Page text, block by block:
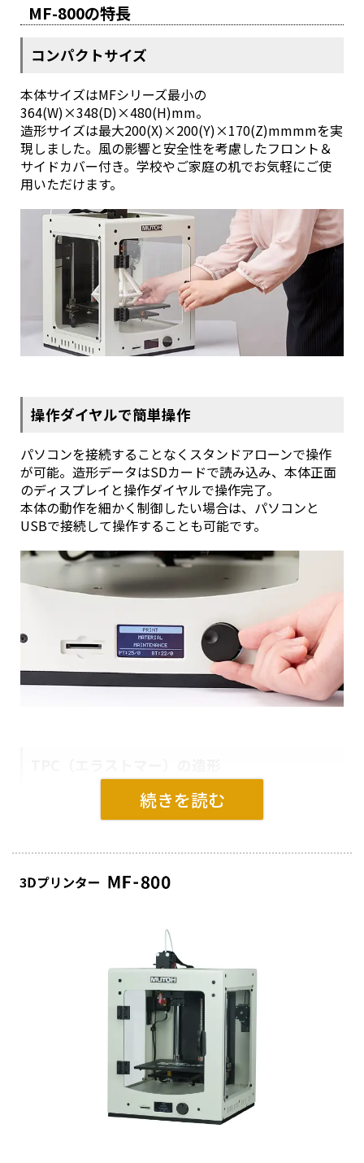
MF-800の特長
コンパクトサイズ
本体サイズはMFシリーズ最小の
364(W)×348(D)×480(H)mm。
造形サイズは最大200(X)×200(Y)×170(Z)mmmmを実
現しました。風の影響と安全性を考慮したフロント＆
サイドカバー付き。学校やご家庭の机でお気軽にご使
用いただけます。
操作ダイヤルで簡単操作
パソコンを接続することなくスタンドアローンで操作
が可能。造形データはSDカードで読み込み、本体正面
のディスプレイと操作ダイヤルで操作完了。
本体の動作を細かく制御したい場合は、パソコンと
USBで接続して操作することも可能です。
TPCはゴムの様な弾性とプラスチックの成形・加工性
を兼ね備えた高性能エンジニアリングエラストマーで
MF-800用 0.8mmプリントヘッドを使用することで、造
形の幅が広がります。
テーブルの傾きを自動補正
造形テーブルの平行度や凹凸を自動補正するZプローブ